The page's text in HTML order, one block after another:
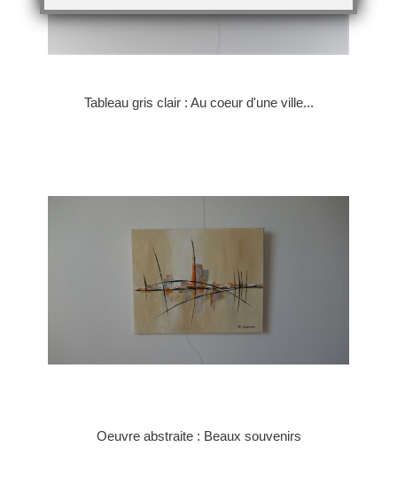
Tableau gris clair : Au coeur d'une ville...
Oeuvre abstraite : Beaux souvenirs